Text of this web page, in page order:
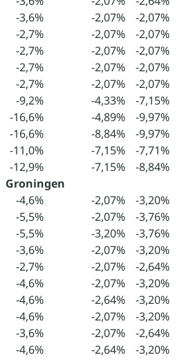
-3,6% -2,07%
-2,07%
-2,7% -2,07%
-2,07%
-2,7% -2,07%
-2,07%
-2,7% -2,07%
-2,07%
-2,7% -2,07%
-2,07%
-9,2% -4,33%
-7,15%
-16,6% -4,89%
-9,97%
-16,6% -8,84%
-9,97%
-11,0% -7,15%
-7,71%
-12,9% -7,15%
-8,84%
Groningen
-4,6% -2,07%
-3,20%
-5,5% -2,07%
-3,76%
-5,5% -3,20%
-3,76%
-3,6% -2,07%
-3,20%
-2,7% -2,07%
-2,64%
-4,6% -2,07%
-3,20%
-4,6% -2,64%
-3,20%
-4,6% -2,07%
-3,20%
-3,6% -2,07%
-2,64%
-4,6% -2,64%
-3,20%